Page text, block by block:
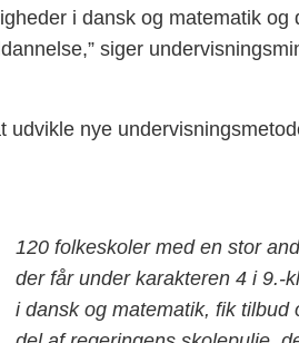
i dansk og matematik og
siger
nye
120 folkeskoler med en stor
der får under karakteren 4 i 9.-
i dansk og matematik, fik tilbud